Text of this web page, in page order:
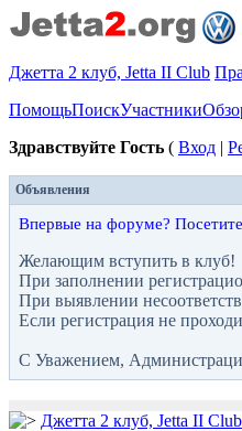
Джетта 2 клуб, Jetta II Club
ПомощьПоискУчастники
Здравствуйте Гость ( Вход |
Объявления
Впервые на форуме?
Желающим вступить в клуб!
При заполнении
При выявлении
Если регистрация не
С Уважением,
Джетта 2 клуб, Jetta II Club